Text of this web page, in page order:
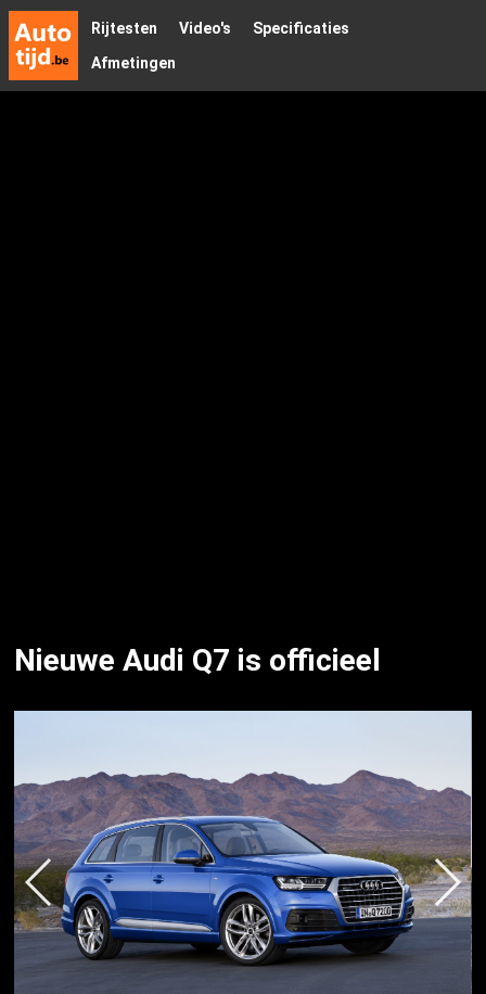
Rijtesten Video's
Specificaties
Afmetingen
Nieuwe Audi Q7 is officieel